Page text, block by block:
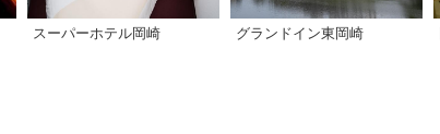
スーパーホテル岡崎 グランドイン東岡崎